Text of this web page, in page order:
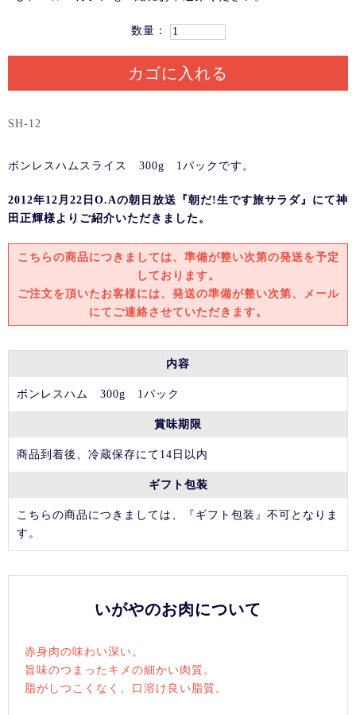
数量：
カゴに入れる
SH-12
ボンレスハムスライス 300g 1パックです。
2012年12月22日O.Aの朝日放送『朝だ!生です旅サラダ』にて神
田正輝様よりご紹介いただきました。
こちらの商品につきましては、準備が整い次第の発送を予定
しております。
ご注文を頂いたお客様には、発送の準備が整い次第、メール
にてご連絡させていただきます。
内容
ボンレスハム 300g 1パック
賞味期限
商品到着後、冷蔵保存にて14日以内
ギフト包装
こちらの商品につきましては、『ギフト包装』不可となりま
す。
いがやのお肉について
赤身肉の味わい深い。
旨味のつまったキメの細かい肉質。
脂がしつこくなく、口溶け良い脂質。